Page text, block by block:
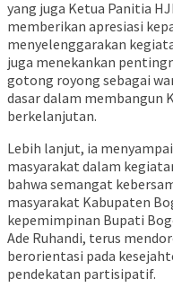
yang juga Ketua Panitia
memberikan apresiasi
menyelenggarakan
juga menekankan
gotong royong sebagai
dasar dalam membangun
berkelanjutan.
Lebih lanjut, ia
masyarakat dalam
bahwa semangat
masyarakat Kabupaten
kepemimpinan Bupati
Ade Ruhandi, terus
berorientasi pada
pendekatan partisipatif.